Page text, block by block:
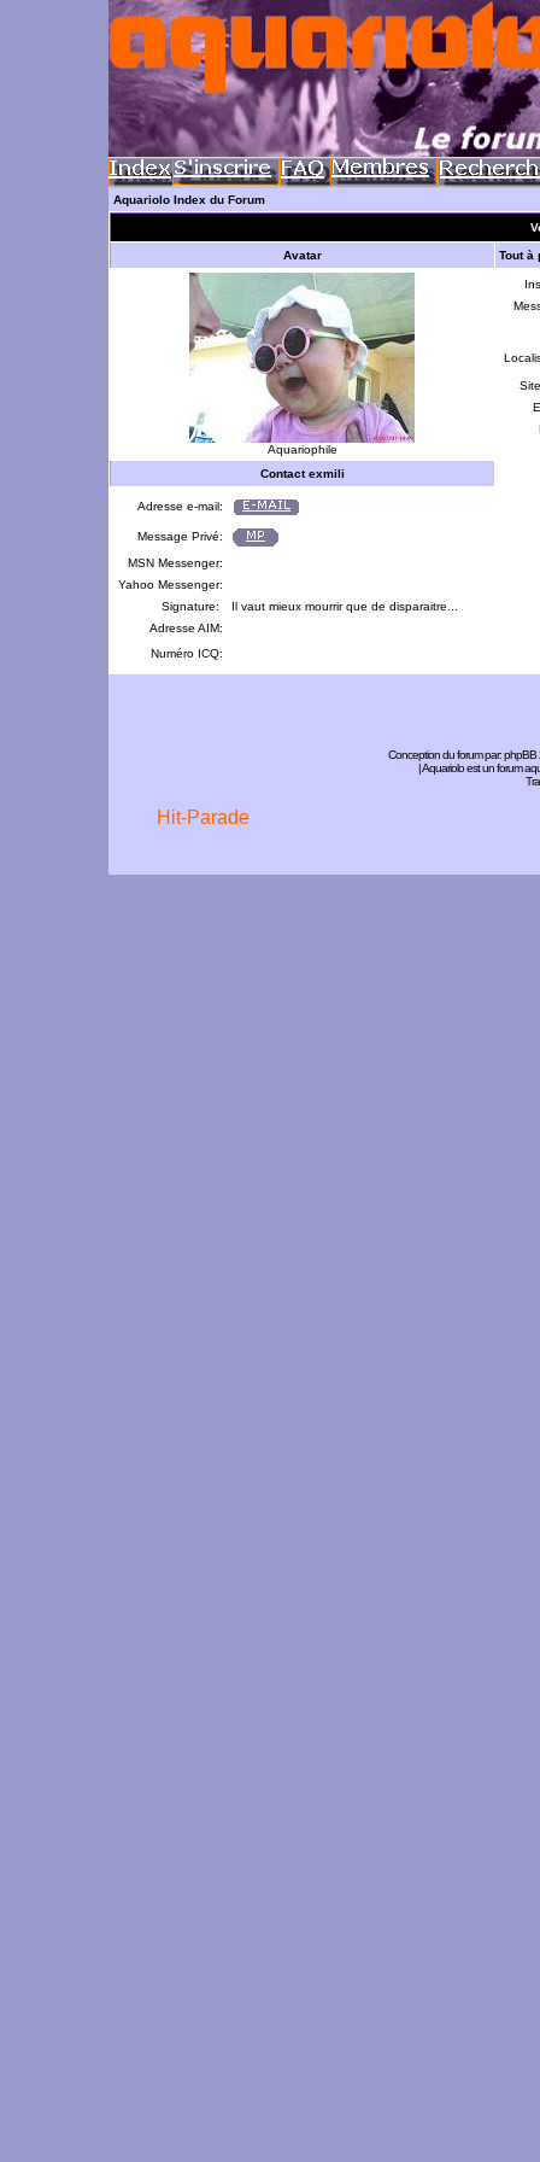
Aquariolo Index du Forum
Avatar Tout à
Aquariophile
Contact exmili
Adresse e-mail:
Message Privé:
MSN Messenger:
Yahoo Messenger:
Signature:
Il vaut mieux mourrir que de disparaitre...
Adresse AIM:
Numéro ICQ:
Conception du forum par:phpBB
| Aquariolo est un forum